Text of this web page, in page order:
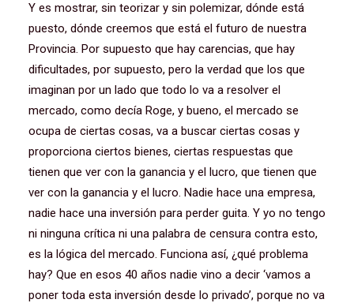
Y es mostrar, sin teorizar y sin polemizar, dónde está
puesto, dónde creemos que está el futuro de nuestra
Provincia. Por supuesto que hay carencias, que hay
dificultades, por supuesto, pero la verdad que los que
imaginan por un lado que todo lo va a resolver el
mercado, como decía Roge, y bueno, el mercado se
ocupa de ciertas cosas, va a buscar ciertas cosas y
proporciona ciertos bienes, ciertas respuestas que
tienen que ver con la ganancia y el lucro, que tienen que
ver con la ganancia y el lucro. Nadie hace una empresa,
nadie hace una inversión para perder guita. Y yo no tengo
ni ninguna crítica ni una palabra de censura contra esto,
es la lógica del mercado. Funciona así, ¿qué problema
hay? Que en esos 40 años nadie vino a decir ‘vamos a
poner toda esta inversión desde lo privado’, porque no va